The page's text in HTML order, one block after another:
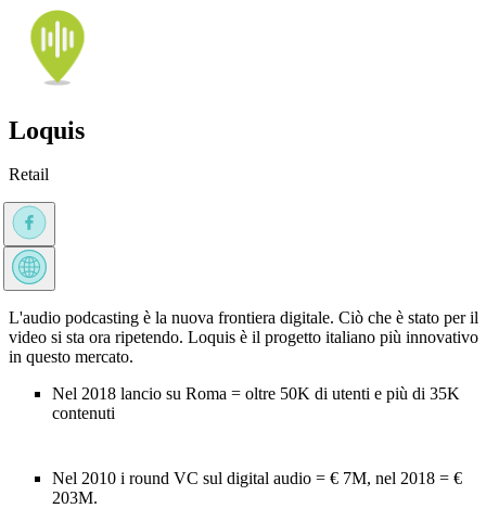
Loquis
Retail
L'audio podcasting è la nuova frontiera digitale. Ciò che è stato per il
video si sta ora ripetendo. Loquis è il progetto italiano più innovativo
in questo mercato.
Nel 2018 lancio su Roma = oltre 50K di utenti e più di 35K
contenuti
Nel 2010 i round VC sul digital audio = € 7M, nel 2018 = €
203M.